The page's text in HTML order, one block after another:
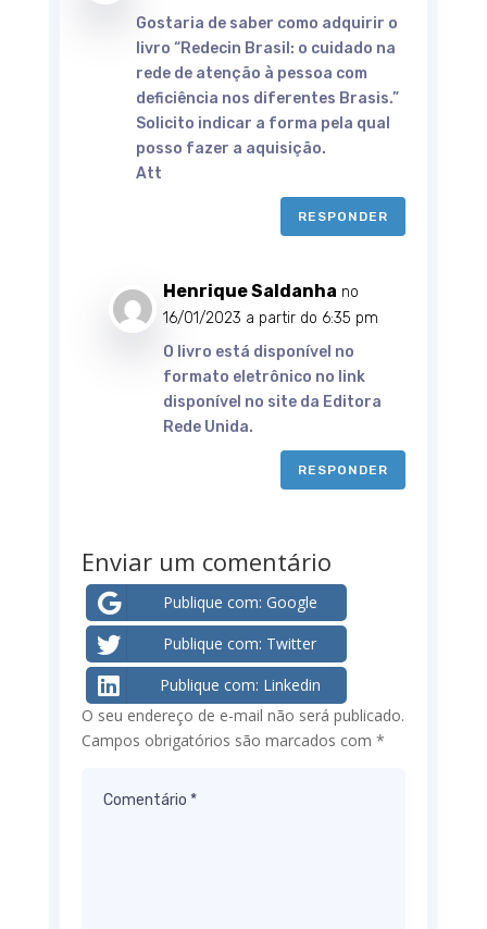
Gostaria de saber como adquirir o
livro “Redecin Brasil: o cuidado na
rede de atenção à pessoa com
deficiência nos diferentes Brasis.”
Solicito indicar a forma pela qual
posso fazer a aquisição.
Att
RESPONDER
Henrique Saldanha no
16/01/2023 a partir do 6:35 pm
O livro está disponível no
formato eletrônico no link
disponível no site da Editora
Rede Unida.
RESPONDER
Enviar um comentário
Publique com: Google
Publique com: Twitter
Publique com: Linkedin
O seu endereço de e-mail não será publicado.
Campos obrigatórios são marcados com *